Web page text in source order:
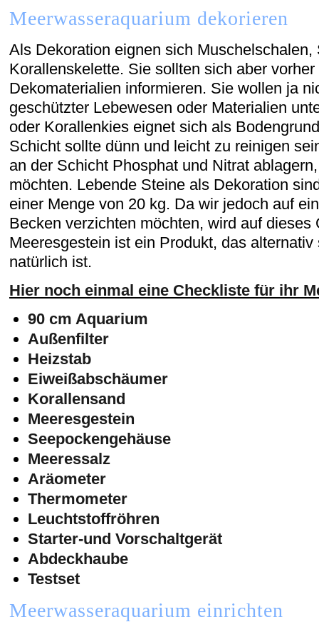
Meerwasseraquarium dekorieren
Als Dekoration eignen sich
Korallenskelette. Sie sollten sich aber
Dekomaterialien informieren. Sie wollen ja
geschützter Lebewesen oder Materialien
oder Korallenkies eignet sich als
Schicht sollte dünn und leicht zu reinigen
an der Schicht Phosphat und Nitrat
möchten. Lebende Steine als Dekoration
einer Menge von 20 kg. Da wir jedoch auf
Becken verzichten möchten, wird auf dieses
Meeresgestein ist ein Produkt, das
natürlich ist.
Hier noch einmal eine Checkliste für ihr
90 cm Aquarium
Außenfilter
Heizstab
Eiweißabschäumer
Korallensand
Meeresgestein
Seepockengehäuse
Meeressalz
Aräometer
Thermometer
Leuchtstoffröhren
Starter-und Vorschaltgerät
Abdeckhaube
Testset
Meerwasseraquarium einrichten